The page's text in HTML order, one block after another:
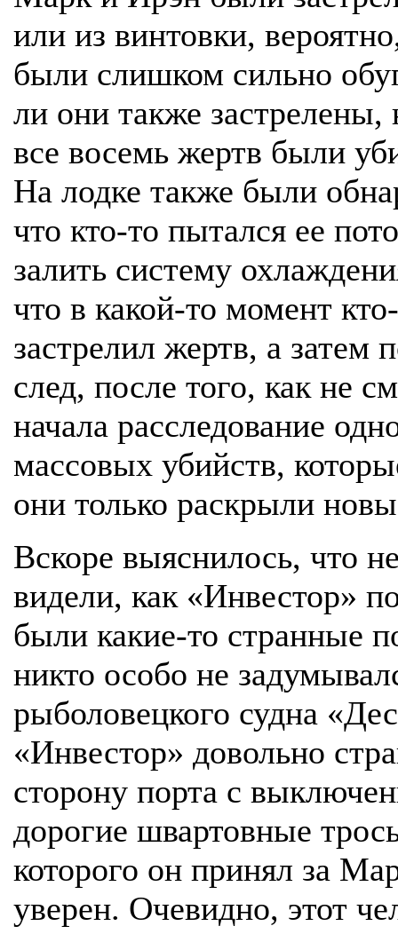
или из винтовки,
были слишком сильно
ли они также застрелены,
все восемь жертв были
На лодке также были
что кто-то пытался ее
залить систему
что в какой-то момент
застрелил жертв, а затем
след, после того, как не
начала расследование
массовых убийств,
они только раскрыли
Вскоре выяснилось, что
видели, как «Инвестор»
были какие-то странные
никто особо не
рыболовецкого судна
«Инвестор» довольно
сторону порта с
дорогие швартовные
которого он принял за
уверен. Очевидно, этот